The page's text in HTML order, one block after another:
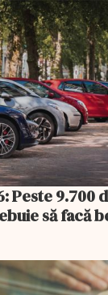
Peste 9.700
să facă